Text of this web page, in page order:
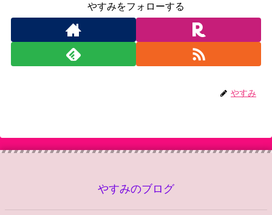
やすみをフォローする
やすみ
やすみのブログ